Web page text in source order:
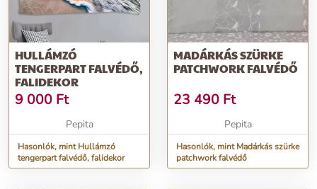
HULLÁMZÓ
TENGERPART FALVÉDŐ,
FALIDEKOR
9 000 Ft
Pepita
Hasonlók, mint Hullámzó
tengerpart falvédő, falidekor
MADÁRKÁS SZÜRKE
PATCHWORK FALVÉDŐ
23 490 Ft
Pepita
Hasonlók, mint Madárkás szürke
patchwork falvédő